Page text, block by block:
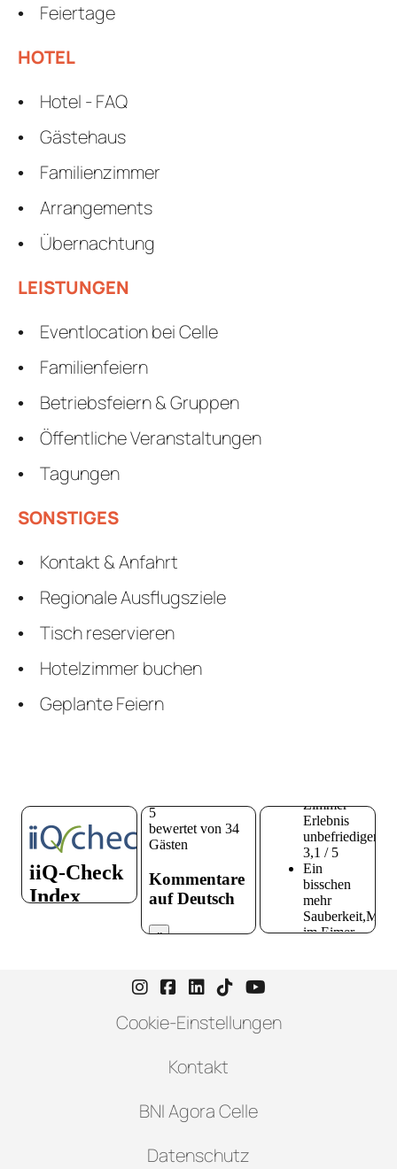
Feiertage
HOTEL
Hotel - FAQ
Gästehaus
Familienzimmer
Arrangements
Übernachtung
LEISTUNGEN
Eventlocation bei Celle
Familienfeiern
Betriebsfeiern & Gruppen
Öffentliche Veranstaltungen
Tagungen
SONSTIGES
Kontakt & Anfahrt
Regionale Ausflugsziele
Tisch reservieren
Hotelzimmer buchen
Geplante Feiern
Cookie-Einstellungen
Kontakt
BNI Agora Celle
Datenschutz
Instagram-Seite von Hotel zur
Facebook-Seite von Hotel
LinkedIn-Seite von
TikTok-Seite von
YouTube-Seite